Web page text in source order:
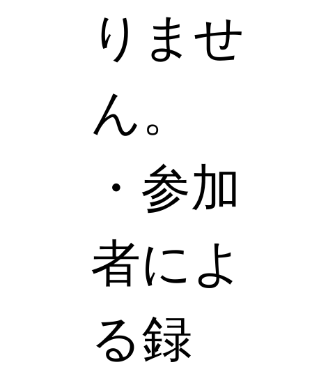
りませ
ん。
・参加
者によ
る録